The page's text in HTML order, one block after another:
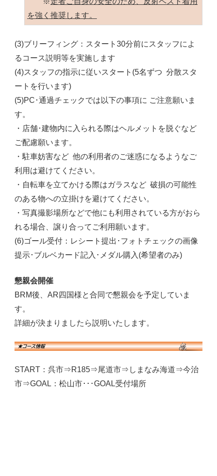
を強く推奨します。
(3)ブリーフィング：スタート30分前にスタッフによ
るコース説明等を実施します
(4)スタッフの指示に従いスタート(5名ずつ 分散スタ
ートを行います)
(5)PC･通過チェックでは以下の事項に ご注意願いま
す。
・店舗･建物内に入られる際はヘルメットを脱ぐなど
ご配慮願います。
・駐車妨害など 他の利用者のご迷惑になるようなご
利用は避けてください。
・自転車を立てかける際はガラスなど 破損の可能性
のある物への立掛けを避けてください。
・写真撮影場所などで他にも利用されている方がおら
れる場合、譲り合ってご利用願います。
(6)ゴール受付：レシート提出･フォトチェックの画像
提示･ブルベカード記入･メダル購入(希望者のみ)
懇親会開催
BRM後、AR四国様と合同で懇親会を予定していま
す。
詳細が決まりましたら説明いたします。
START：呉市⇒R185⇒尾道市⇒しまなみ海道⇒今治
市⇒GOAL：松山市･･･GOAL受付場所